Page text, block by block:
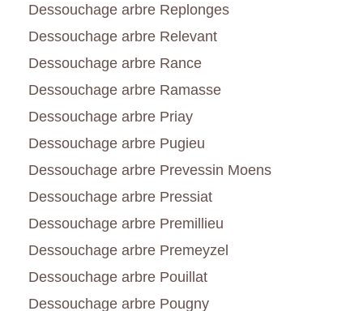
Dessouchage arbre Replonges
Dessouchage arbre Relevant
Dessouchage arbre Rance
Dessouchage arbre Ramasse
Dessouchage arbre Priay
Dessouchage arbre Pugieu
Dessouchage arbre Prevessin Moens
Dessouchage arbre Pressiat
Dessouchage arbre Premillieu
Dessouchage arbre Premeyzel
Dessouchage arbre Pouillat
Dessouchage arbre Pougny